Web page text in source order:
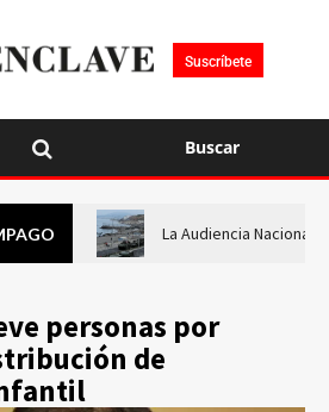
Suscríbete
Buscar
La Audiencia Nacional
personas por
de